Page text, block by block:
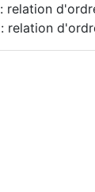
relation
relation